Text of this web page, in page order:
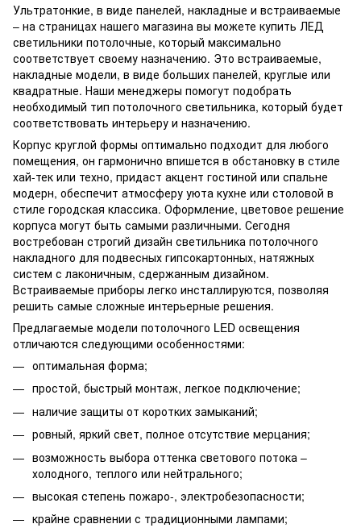
Ультратонкие, в виде панелей, накладные и встраиваемые
– на страницах нашего магазина вы можете купить ЛЕД
светильники потолочные, который максимально
соответствует своему назначению. Это встраиваемые,
накладные модели, в виде больших панелей, круглые или
квадратные. Наши менеджеры помогут подобрать
необходимый тип потолочного светильника, который будет
соответствовать интерьеру и назначению.
Корпус круглой формы оптимально подходит для любого
помещения, он гармонично впишется в обстановку в стиле
хай-тек или техно, придаст акцент гостиной или спальне
модерн, обеспечит атмосферу уюта кухне или столовой в
стиле городская классика. Оформление, цветовое решение
корпуса могут быть самыми различными. Сегодня
востребован строгий дизайн светильника потолочного
накладного для подвесных гипсокартонных, натяжных
систем с лаконичным, сдержанным дизайном.
Встраиваемые приборы легко инсталлируются, позволяя
решить самые сложные интерьерные решения.
Предлагаемые модели потолочного LED освещения
отличаются следующими особенностями:
оптимальная форма;
простой, быстрый монтаж, легкое подключение;
наличие защиты от коротких замыканий;
ровный, яркий свет, полное отсутствие мерцания;
возможность выбора оттенка светового потока –
холодного, теплого или нейтрального;
высокая степень пожаро-, электробезопасности;
крайне сравнении с традиционными лампами;